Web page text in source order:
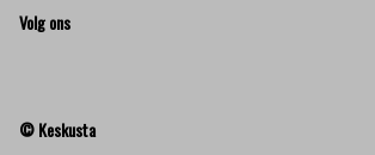
Volg ons
© Keskusta